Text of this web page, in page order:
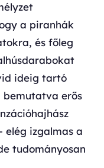
a piranhák
és főleg
ideig tartó
erős
elég izgalmas a
tudományosan